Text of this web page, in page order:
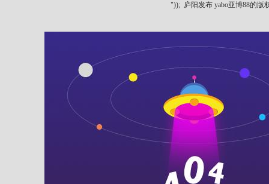
")); 庐阳发布 yabo亚博88的版